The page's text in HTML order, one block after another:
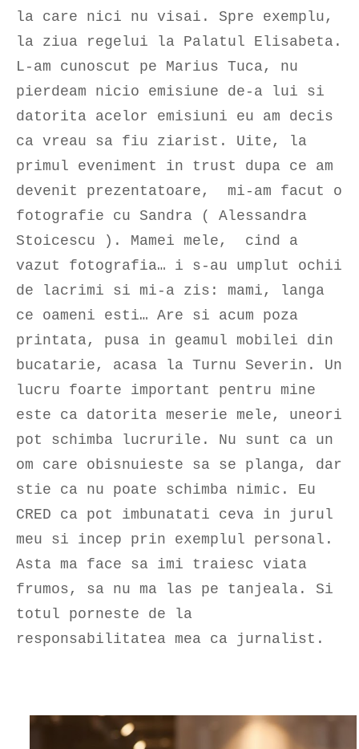
la care nici nu visai. Spre exemplu,
la ziua regelui la Palatul Elisabeta.
L-am cunoscut pe Marius Tuca, nu
pierdeam nicio emisiune de-a lui si
datorita acelor emisiuni eu am decis
ca vreau sa fiu ziarist. Uite, la
primul eveniment in trust dupa ce am
devenit prezentatoare, mi-am facut o
fotografie cu Sandra ( Alessandra
Stoicescu ). Mamei mele, cind a
vazut fotografia… i s-au umplut ochii
de lacrimi si mi-a zis: mami, langa
ce oameni esti… Are si acum poza
printata, pusa in geamul mobilei din
bucatarie, acasa la Turnu Severin. Un
lucru foarte important pentru mine
este ca datorita meserie mele, uneori
pot schimba lucrurile. Nu sunt ca un
om care obisnuieste sa se planga, dar
stie ca nu poate schimba nimic. Eu
CRED ca pot imbunatati ceva in jurul
meu si incep prin exemplul personal.
Asta ma face sa imi traiesc viata
frumos, sa nu ma las pe tanjeala. Si
totul porneste de la
responsabilitatea mea ca jurnalist.